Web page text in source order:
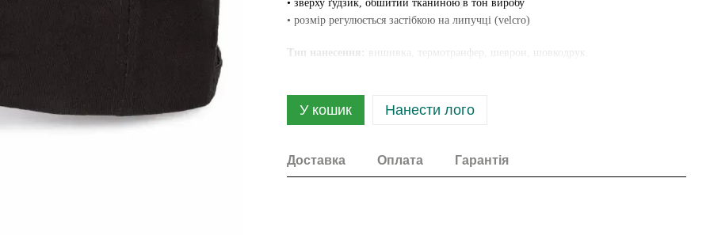
•зверху ґудзик, обшитий тканиною в тон виробу
• розмір регулюєтьсязастібкою на липучці (velcro)
Тип нанесення: вишивка, термотранфер, шеврон, шовкодрук.
У кошик Нанести лого
Доставка Оплата Гарантія